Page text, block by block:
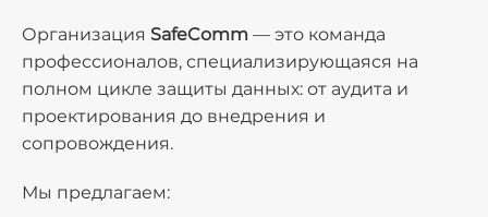
Организация SafeComm — это команда
профессионалов, специализирующаяся на
полном цикле защиты данных: от аудита и
проектирования до внедрения и
сопровождения.
Мы предлагаем: